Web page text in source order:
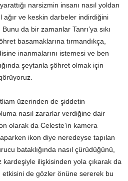
narsizmin insanı nasıl yoldan
ağır ve keskin darbeler indirdiğini
da bir zamanlar Tanrı’ya sıkı
basamaklarına tırmandıkça,
inanmalarını istemesi ve ben
şeytanla şöhret olmak için
üzerinden de şiddetin
nasıl zararlar verdiğine dair
olarak da Celeste’in kamera
ikon diye neredeyse tapılan
bataklığında nasıl çürüdüğünü,
kardeşiyle ilişkisinden yola çıkarak da
etkisini de gözler önüne sererek bu